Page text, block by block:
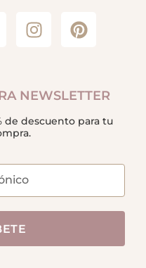
NEWSLETTER
de descuento para tu